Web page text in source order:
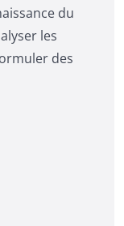
du
les
des